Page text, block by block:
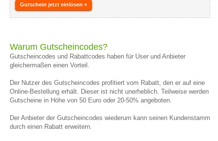
Gutschein jetzt einlösen »
Warum Gutscheincodes?
Gutscheincodes und Rabattcodes haben für User und Anbieter
gleichermaßen einen Vorteil.
Der Nutzer des Gutscheincodes profitiert vom Rabatt, den er auf eine
Online-Bestellung erhält. Dieser ist nicht unerheblich. Teilweise werden
Gutscheine in Höhe von 50 Euro oder 20-50% angeboten.
Der Anbieter der Gutscheincodes wiederum kann seinen Kundenstamm
durch einen Rabatt erweitern.